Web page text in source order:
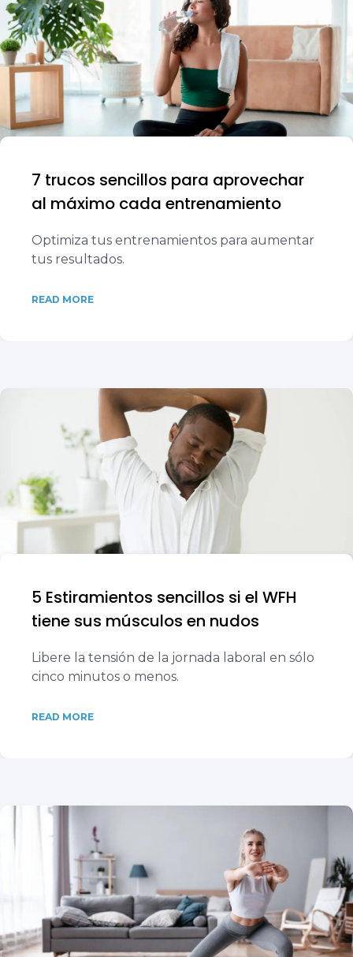
7 trucos sencillos para aprovechar
al máximo cada entrenamiento
Optimiza tus entrenamientos para aumentar
tus resultados.
READ MORE
5 Estiramientos sencillos si el WFH
tiene sus músculos en nudos
Libere la tensión de la jornada laboral en sólo
cinco minutos o menos.
READ MORE